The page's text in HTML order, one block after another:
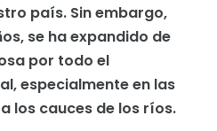
país. Sin embargo,
se ha expandido de
por todo el
especialmente en las
los cauces de los ríos.